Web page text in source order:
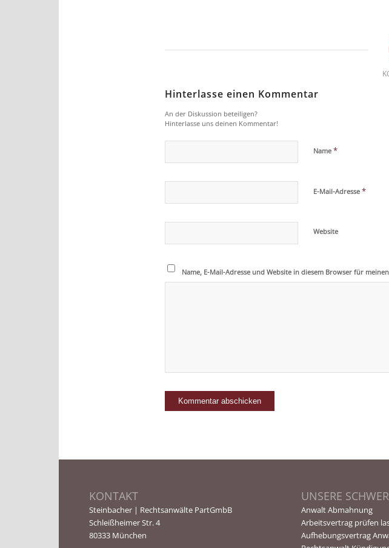
Hinterlasse einen Kommentar
An der Diskussion beteiligen?
Hinterlasse uns deinen Kommentar!
Name *
E-Mail-Adresse *
Website
Name, E-Mail-Adresse und Website in diesem Browser für
KONTAKT
Steinbacher | Rechtsanwälte PartGmbB
Schleißheimer Str. 4
80333 München
UNSERE
Anwalt Abmahnung
Arbeitsvertrag prüfen
Aufhebungsvertrag